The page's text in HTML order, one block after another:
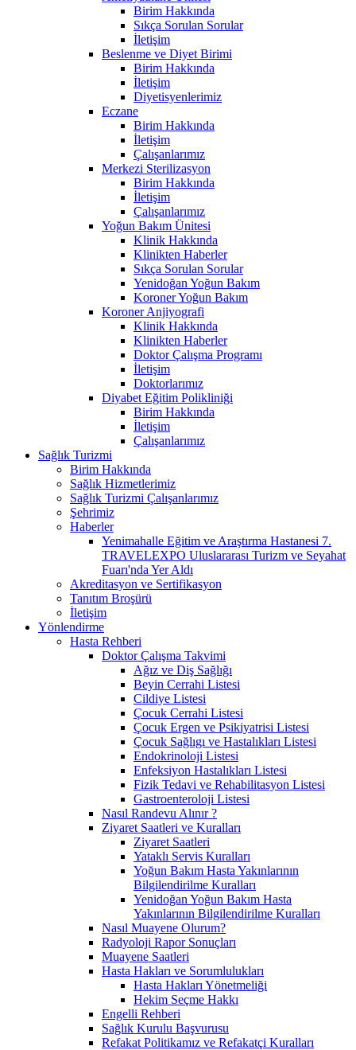
Birim Hakkında
Sıkça Sorulan Sorular
İletişim
Beslenme ve Diyet Birimi
Birim Hakkında
İletişim
Diyetisyenlerimiz
Eczane
Birim Hakkında
İletişim
Çalışanlarımız
Merkezi Sterilizasyon
Birim Hakkında
İletişim
Çalışanlarımız
Yoğun Bakım Ünitesi
Klinik Hakkında
Klinikten Haberler
Sıkça Sorulan Sorular
Yenidoğan Yoğun Bakım
Koroner Yoğun Bakım
Koroner Anjiyografi
Klinik Hakkında
Klinikten Haberler
Doktor Çalışma Programı
İletişim
Doktorlarımız
Diyabet Eğitim Polikliniği
Birim Hakkında
İletişim
Çalışanlarımız
Sağlık Turizmi
Birim Hakkında
Sağlık Hizmetlerimiz
Sağlık Turizmi Çalışanlarımız
Şehrimiz
Haberler
Yenimahalle Eğitim ve Araştırma Hastanesi 7.
TRAVELEXPO Uluslararası Turizm ve Seyahat
Fuarı'nda Yer Aldı
Akreditasyon ve Sertifikasyon
Tanıtım Broşürü
İletişim
Yönlendirme
Hasta Rehberi
Doktor Çalışma Takvimi
Ağız ve Diş Sağlığı
Beyin Cerrahi Listesi
Cildiye Listesi
Çocuk Cerrahi Listesi
Çocuk Ergen ve Psikiyatrisi Listesi
Çocuk Sağlıgı ve Hastalıkları Listesi
Endokrinoloji Listesi
Enfeksiyon Hastalıkları Listesi
Fizik Tedavi ve Rehabilitasyon Listesi
Gastroenteroloji Listesi
Nasıl Randevu Alınır ?
Ziyaret Saatleri ve Kuralları
Ziyaret Saatleri
Yataklı Servis Kuralları
Yoğun Bakım Hasta Yakınlarının
Bilgilendirilme Kuralları
Yenidoğan Yoğun Bakım Hasta
Yakınlarının Bilgilendirilme Kuralları
Nasıl Muayene Olurum?
Radyoloji Rapor Sonuçları
Muayene Saatleri
Hasta Hakları ve Sorumlulukları
Hasta Hakları Yönetmeliği
Hekim Seçme Hakkı
Engelli Rehberi
Sağlık Kurulu Başvurusu
Refakat Politikamız ve Refakatçi Kuralları